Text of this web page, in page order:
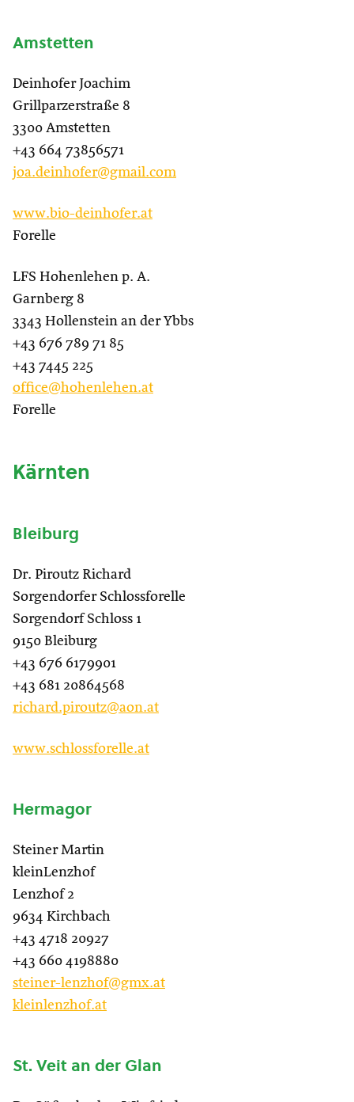
Amstetten
Deinhofer Joachim
Grillparzerstraße 8
3300 Amstetten
+43 664 73856571
joa.deinhofer@gmail.com
www.bio-deinhofer.at
Forelle
LFS Hohenlehen p. A.
Garnberg 8
3343 Hollenstein an der Ybbs
+43 676 789 71 85
+43 7445 225
office@hohenlehen.at
Forelle
Kärnten
Bleiburg
Dr. Piroutz Richard
Sorgendorfer Schlossforelle
Sorgendorf Schloss 1
9150 Bleiburg
+43 676 6179901
+43 681 20864568
richard.piroutz@aon.at
www.schlossforelle.at
Hermagor
Steiner Martin
kleinLenzhof
Lenzhof 2
9634 Kirchbach
+43 4718 20927
+43 660 4198880
steiner-lenzhof@gmx.at
kleinlenzhof.at
St. Veit an der Glan